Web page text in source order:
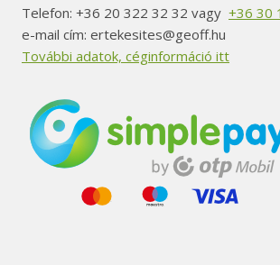
Telefon: +36 20 322 32 32 vagy +36 30
e-mail cím: ertekesites@geoff.hu
További adatok, céginformáció itt